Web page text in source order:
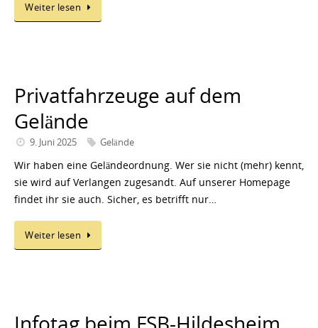
Weiter lesen
Privatfahrzeuge auf dem
Gelände
9. Juni 2025 Gelände
Wir haben eine Geländeordnung. Wer sie nicht (mehr) kennt,
sie wird auf Verlangen zugesandt. Auf unserer Homepage
findet ihr sie auch. Sicher, es betrifft nur…
Weiter lesen